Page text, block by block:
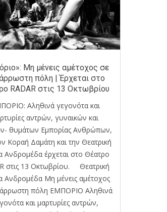
Μη μένεις αμέτοχος σε
πόλη | Έρχεται στο
RADAR στις 13 Οκτωβρίου
Αληθινά γεγονότα και
αντρών, γυναικών και
θυμάτων Εμπορίας Ανθρώπων,
Κοραή Δαμάτη και την Θεατρική
Ανδρομέδα έρχεται στο Θέατρο
στις 13 Οκτωβρίου. Θεατρική
Ανδρομέδα Μη μένεις αμέτοχος
άρρωστη πόλη ΕΜΠΟΡΙΟ Αληθινά
και μαρτυρίες αντρών,